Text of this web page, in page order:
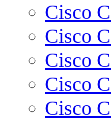
Cisco
Cisco
Cisco
Cisco
Cisco